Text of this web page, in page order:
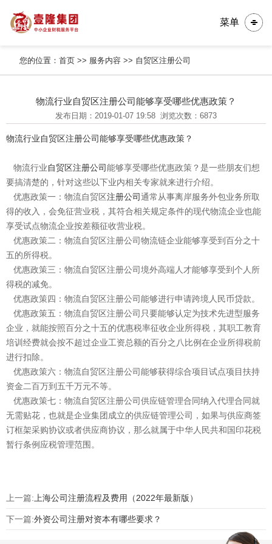
菜单
您的位置：首页 >> 服务内容 >> 自贸区注册公司
物流行业自贸区注册公司能够享受哪些优惠政策？
发布日期：2019-01-07 19:58 浏览次数：6873
物流行业自贸区注册公司能够享受哪些优惠政策？
物流行业自贸区注册公司能够享受哪些优惠政策？是一些朋友们想
要搞清楚的，针对这些以下业内相关专家就来进行介绍。
优惠政策一：物流自贸区注册公司通常从事离岸服务外包业务所取
得的收入，会免征营业税，其符合相关规定条件的现代物流企业也能
享受试点物流企业按差额征收营业税。
优惠政策二：物流自贸区注册公司物流链企业能够享受到百分之十
五的所得税。
优惠政策三：物流自贸区注册公司境外高端人才能够享受到个人所
得税的减免。
优惠政策四：物流自贸区注册公司能够进行申请跨境人民币贷款。
优惠政策五：物流自贸区注册公司只要能够认定为技术先进型服务
企业，就能按照百分之十五的优惠税率征收企业所得税，其职工教育
培训经费就会按不超过企业工资总额的百分之八比例在企业所得税前
进行扣除。
优惠政策六：物流自贸区注册公司能够获得综合项目试点项目扶持
资金二百万到五千万元不等。
优惠政策七：物流自贸区注册公司供应链管理合同纳入代理合同就
无需贴花，也就是企业集团成立的供应链管理公司，如果与供应商签
订框架采购协议或者供应商协议，那么就属于中华人民共和国印花税
暂行条例应税管理范围。
上一篇: 上海公司注册流程及费用（2022年最新版）
下一篇:外资公司注册对资本有哪些要求？